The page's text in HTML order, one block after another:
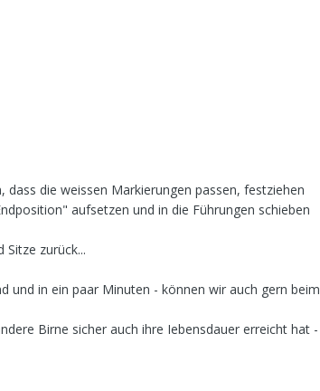
die weissen Markierungen passen, festziehen
aufsetzen und in die Führungen schieben
zurück...
und in ein paar Minuten - können wir auch gern beim
Birne sicher auch ihre Iebensdauer erreicht hat -